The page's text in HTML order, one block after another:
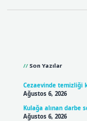
Son Yazılar
Cezaevinde temizliği
Ağustos 6, 2026
Kulağa alınan darbe
Ağustos 6, 2026